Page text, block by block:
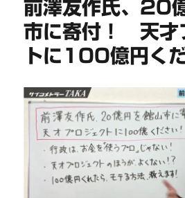
前澤友作氏、20
市に寄付！ 天才
トに100億円く